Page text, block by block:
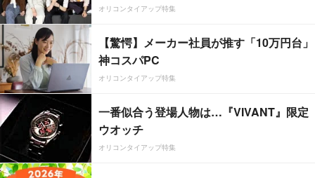
オリコンタイアップ特集
【驚愕】メーカー社員が推す「10万円台」
神コスパPC
オリコンタイアップ特集
一番似合う登場人物は…『VIVANT』限定
ウオッチ
オリコンタイアップ特集